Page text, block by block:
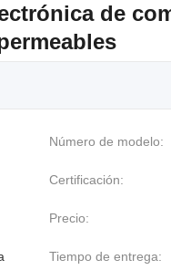
de
Número de modelo:
Certificación:
Precio:
Tiempo de entrega: